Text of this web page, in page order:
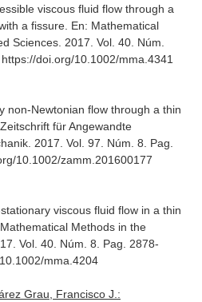
viscous fluid flow through a
a fissure. En: Mathematical
Sciences. 2017. Vol. 40. Núm.
doi.org/10.1002/mma.4341
non-Newtonian flow through a thin
für Angewandte
. 2017. Vol. 97. Núm. 8. Pag.
10.1002/zamm.201600177
viscous fluid flow in a thin
Methods in the
Vol. 40. Núm. 8. Pag. 2878-
mma.4204
Grau, Francisco J.: